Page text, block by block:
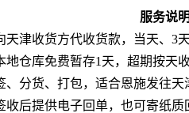
服务说
天津收货方代收货款，当天、3
地仓库免费暂存1天，超期按天
、分货、打包，适合恩施发往
收后提供电子回单，也可寄纸质